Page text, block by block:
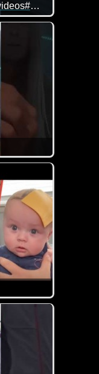
Girls funny moments#funnyvideos#mistake#fail#girl#funnygirl#fyp
Macht richtig
ein Video mit